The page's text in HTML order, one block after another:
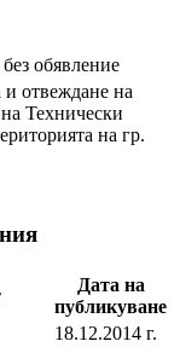
обявление
и отвеждане на
Технически
на гр.
Дата на
публикуване
18.12.2014 г.